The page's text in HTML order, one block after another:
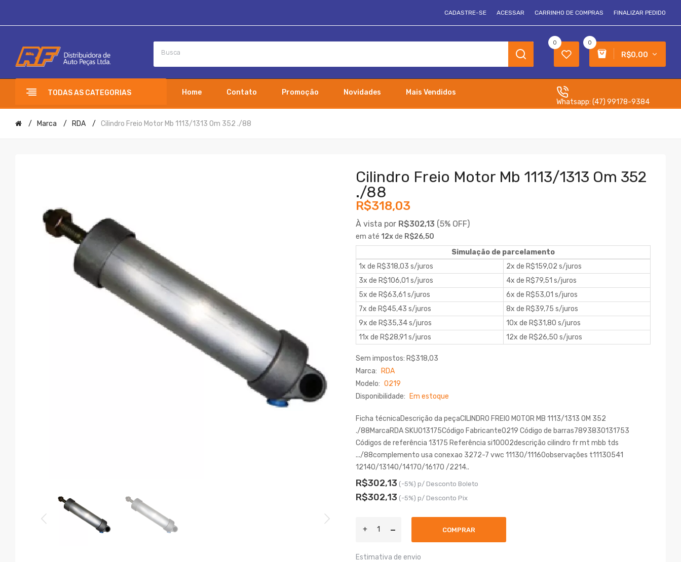
CADASTRE-SE ACESSAR CARRINHO DE COMPRAS FINALIZAR PEDIDO
0
R$0,00
0
TODAS AS CATEGORIAS Home Contato Promoção Novidades
Mais Vendidos
Whatsapp: (47) 99178-9384
Marca RDA Cilindro Freio Motor Mb 1113/1313 Om 352 ./88
Cilindro Freio Motor Mb 1113/1313 Om 352
./88
R$318,03
À vista por R$302,13 (5% OFF)
em até 12xde R$26,50
Simulação de parcelamento
1x de R$318,03 s/juros
2x de R$159,02 s/juros
3x de R$106,01 s/juros
4x de R$79,51 s/juros
5x de R$63,61 s/juros
6x de R$53,01 s/juros
7x de R$45,43 s/juros
8x de R$39,75 s/juros
9x de R$35,34 s/juros
10x de R$31,80 s/juros
11x de R$28,91 s/juros
12x de R$26,50 s/juros
Sem impostos: R$318,03
Marca:
RDA
Modelo: 0219
Disponibilidade:
Em estoque
Ficha técnicaDescrição da peçaCILINDRO FREIO MOTOR MB 1113/1313 OM 352
./88MarcaRDA SKU013175Código Fabricante0219 Código de barras7893830131753
Códigos de referência 13175 Referência si10002descrição cilindro fr mt mbb tds
.../88complemento usa conexao 3272-7 vwc 11130/11160observações t11130541
12140/13140/14170/16170 /2214..
R$302,13 (-5%) p/ Desconto Boleto
R$302,13 (-5%) p/ Desconto Pix
COMPRAR
Estimativa de envio